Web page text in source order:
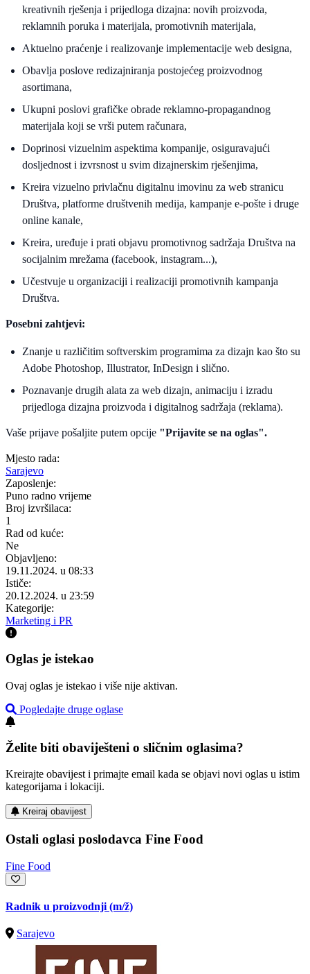
kreativnih rješenja i prijedloga dizajna: novih proizvoda,
reklamnih poruka i materijala, promotivnih materijala,
Aktuelno praćenje i realizovanje implementacije web designa,
Obavlja poslove redizajniranja postojećeg proizvodnog
asortimana,
Ukupni poslovi grafičke obrade reklamno-propagandnog
materijala koji se vrši putem računara,
Doprinosi vizuelnim aspektima kompanije, osiguravajući
dosljednost i izvrsnost u svim dizajnerskim rješenjima,
Kreira vizuelno privlačnu digitalnu imovinu za web stranicu
Društva, platforme društvenih medija, kampanje e-pošte i druge
online kanale,
Kreira, uređuje i prati objavu promotivnog sadržaja Društva na
socijalnim mrežama (facebook, instagram...),
Učestvuje u organizaciji i realizaciji promotivnih kampanja
Društva.
Posebni zahtjevi:
Znanje u različitim softverskim programima za dizajn kao što su
Adobe Photoshop, Illustrator, InDesign i slično.
Poznavanje drugih alata za web dizajn, animaciju i izradu
prijedloga dizajna proizvoda i digitalnog sadržaja (reklama).
Vaše prijave pošaljite putem opcije "Prijavite se na oglas".
Mjesto rada:
Sarajevo
Zaposlenje:
Puno radno vrijeme
Broj izvršilaca:
1
Rad od kuće:
Ne
Objavljeno:
19.11.2024. u 08:33
Ističe:
20.12.2024. u 23:59
Kategorije:
Marketing i PR
Oglas je istekao
Ovaj oglas je istekao i više nije aktivan.
Pogledajte druge oglase
Želite biti obaviješteni o sličnim oglasima?
Kreirajte obavijest i primajte email kada se objavi novi oglas u istim
kategorijama i lokaciji.
Kreiraj obavijest
Ostali oglasi poslodavca Fine Food
Fine Food
Radnik u proizvodnji (m/ž)
Sarajevo